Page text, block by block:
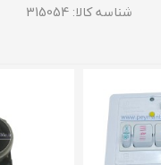
شناسه کالا: 315054